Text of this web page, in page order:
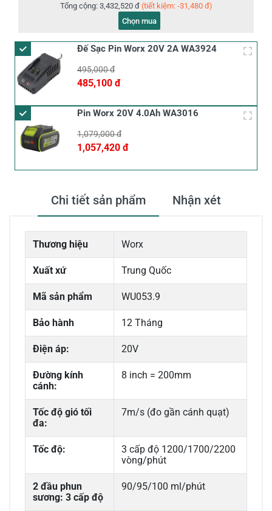
Tổng cộng: 3,432,520 đ (tiết kiệm: -31,480 đ)
Chọn mua
Đế Sạc Pin Worx 20V 2A WA3924
495,000 đ
485,100 đ
Pin Worx 20V 4.0Ah WA3016
1,079,000 đ
1,057,420 đ
Chi tiết sản phẩm Nhận xét
Thương hiệu Worx
Xuất xứ Trung Quốc
Mã sản phẩm WU053.9
Bảo hành 12 Tháng
Điện áp: 20V
Đường kính
cánh:
8 inch = 200mm
Tốc độ gió tối
đa:
7m/s (đo gần cánh quạt)
Tốc độ:
3 cấp độ 1200/1700/2200
vòng/phút
2 đầu phun
sương: 3 cấp độ
90/95/100 ml/phút